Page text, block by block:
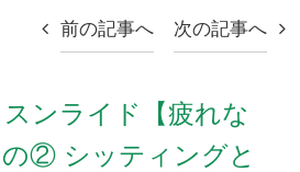
前の記事へ 次の記事へ
ンライド【疲れな
② シッティングと